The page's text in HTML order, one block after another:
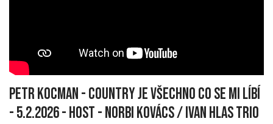
Petr Kocman - Country je všechno co se mi líbí
- 5.2.2026 - HOST - Norbi Kovács / Ivan Hlas Trio